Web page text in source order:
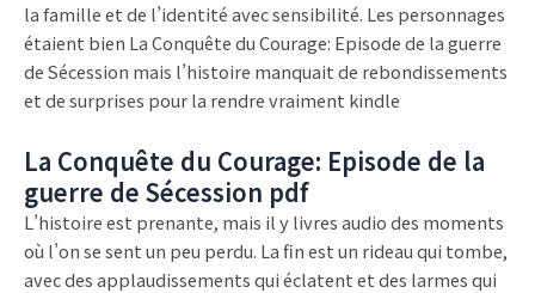
la famille et de l’identité avec sensibilité. Les personnages
étaient bien La Conquête du Courage: Episode de la guerre
de Sécession mais l’histoire manquait de rebondissements
et de surprises pour la rendre vraiment kindle
La Conquête du Courage: Episode de la
guerre de Sécession pdf
L’histoire est prenante, mais il y livres audio des moments
où l’on se sent un peu perdu. La fin est un rideau qui tombe,
avec des applaudissements qui éclatent et des larmes qui